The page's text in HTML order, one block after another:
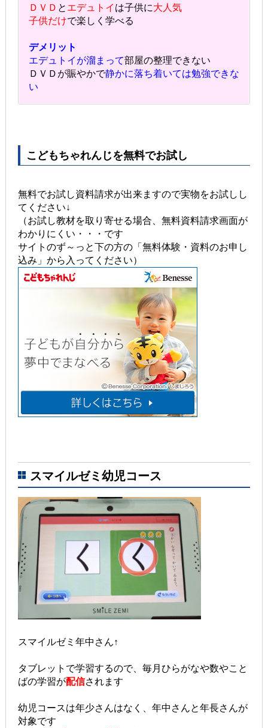
ＤＶＤ と エデュトイ は子供に大人気
子供だけで楽しく学べる
デメリット
エデュトイが溜まって部屋の整理できない
ＤＶＤが賑やかで静かに落ち着いては勉強できな
い
こどもちゃれんじを無料でお試し
無料でお試し資料請求が出来ますので実物をお試しし
てください↓
（お試し教材を取り寄せる場合、無料資料請求画面が
わかりにくい・・・です
サイトのず～っと下の方の「無料体験・資料のお申し
込み」から入ってください）
スマイルゼミ幼児コース
スマイルゼミ年中さん↑
タブレットで学習するので、毎月ひらがなや数やこと
ばの学習が配信されます
幼児コースは年少さんはなく、年中さんと年長さんが
対象です